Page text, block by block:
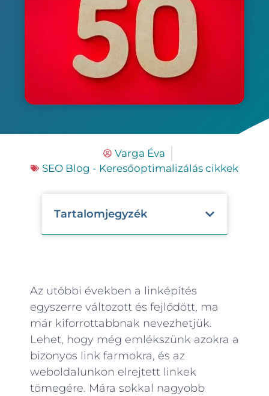
Varga Éva
SEO Blog - Keresőoptimalizálás cikkek
Tartalomjegyzék
Az utóbbi években a linképítés
egyszerre változott és fejlődött, ma
már kiforrottabbnak nevezhetjük.
Lehet, hogy még emlékszünk azokra a
bizonyos link farmokra, és az
weboldalunkon elrejtett linkek
tömegére. Mára sokkal nagyobb